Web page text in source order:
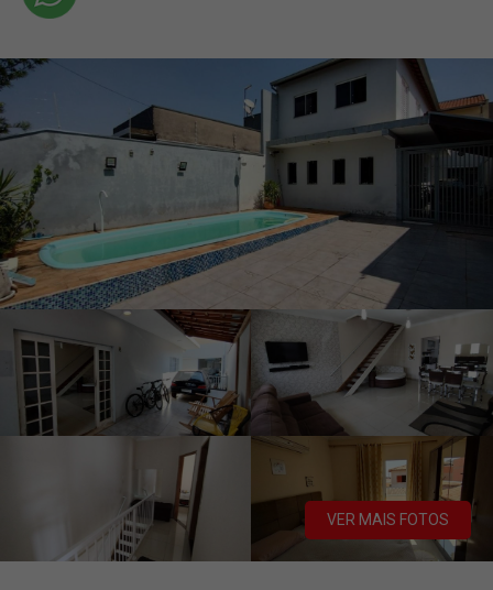
VER MAIS FOTOS